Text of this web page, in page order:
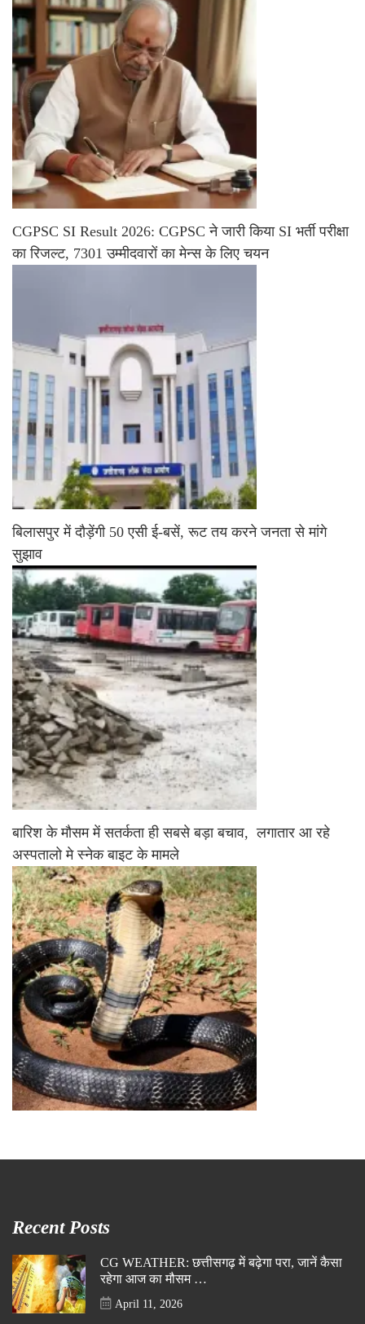
CGPSC SI Result 2026: CGPSC ने जारी किया SI भर्ती परीक्षा
का रिजल्ट, 7301 उम्मीदवारों का मेन्स के लिए चयन
बिलासपुर में दौड़ेंगी 50 एसी ई-बसें, रूट तय करने जनता से मांगे
सुझाव
बारिश के मौसम में सतर्कता ही सबसे बड़ा बचाव, लगातार आ रहे
अस्पतालो मे स्नेक बाइट के मामले
Recent Posts
CG WEATHER: छत्तीसगढ़ में बढ़ेगा परा, जानें कैसा
रहेगा आज का मौसम …
April 11, 2026